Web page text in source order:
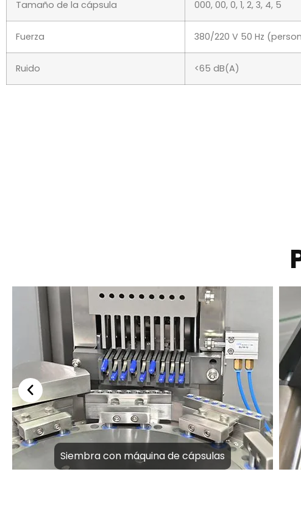
Tamaño de la cápsula 000, 00, 0, 1, 2, 3, 4, 5
Fuerza 380/220 V 50 Hz
Ruido <65 dB(A)
Siembra con máquina de cápsulas